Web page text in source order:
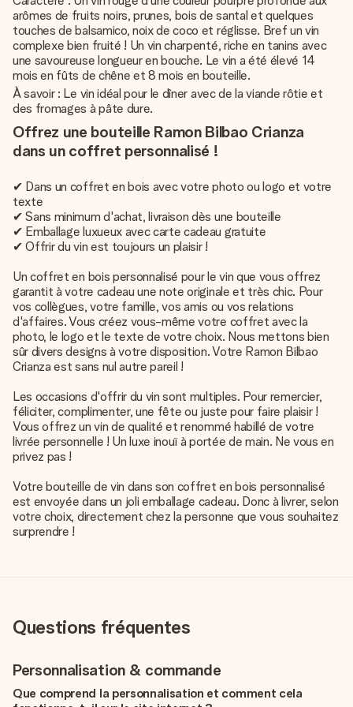
arômes de fruits noirs, prunes, bois de santal et quelques
touches de balsamico, noix de coco et réglisse. Bref un vin
complexe bien fruité ! Un vin charpenté, riche en tanins avec
une savoureuse longueur en bouche. Le vin a été élevé 14
mois en fûts de chêne et 8 mois en bouteille.
À savoir : Le vin idéal pour le dîner avec de la viande rôtie et
des fromages à pâte dure.
Offrez une bouteille Ramon Bilbao Crianza
dans un coffret personnalisé !
✔ Dans un coffret en bois avec votre photo ou logo et votre
texte
✔ Sans minimum d'achat, livraison dès une bouteille
✔ Emballage luxueux avec carte cadeau gratuite
✔ Offrir du vin est toujours un plaisir !
Un coffret en bois personnalisé pour le vin que vous offrez
garantit à votre cadeau une note originale et très chic. Pour
vos collègues, votre famille, vos amis ou vos relations
d'affaires. Vous créez vous-même votre coffret avec la
photo, le logo et le texte de votre choix. Nous mettons bien
sûr divers designs à votre disposition. Votre Ramon Bilbao
Crianza est sans nul autre pareil !
Les occasions d'offrir du vin sont multiples. Pour remercier,
féliciter, complimenter, une fête ou juste pour faire plaisir !
Vous offrez un vin de qualité et renommé habillé de votre
livrée personnelle ! Un luxe inouï à portée de main. Ne vous en
privez pas !
Votre bouteille de vin dans son coffret en bois personnalisé
est envoyée dans un joli emballage cadeau. Donc à livrer, selon
votre choix, directement chez la personne que vous souhaitez
surprendre !
Questions fréquentes
Personnalisation & commande
Que comprend la personnalisation et comment cela